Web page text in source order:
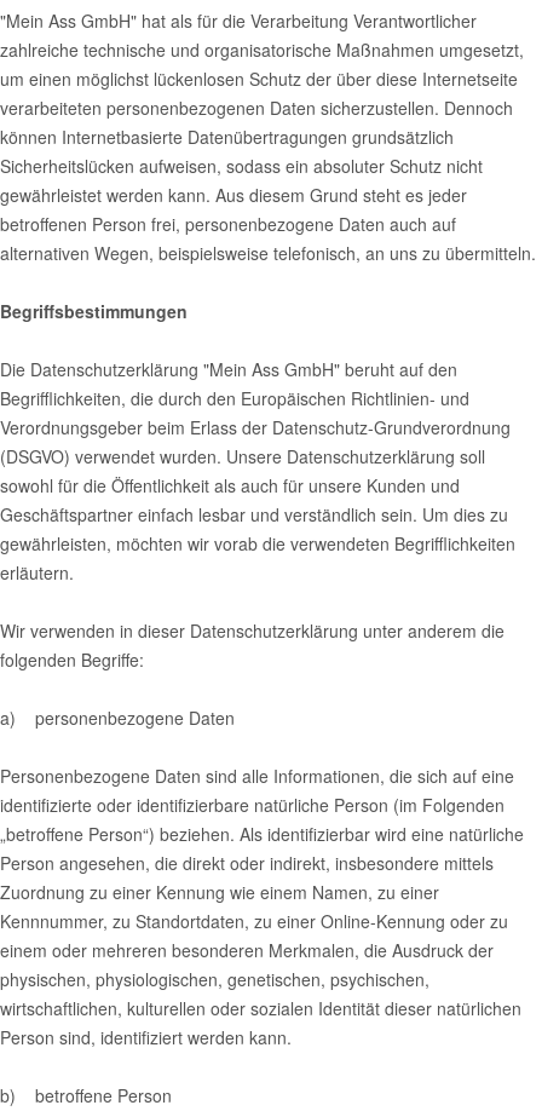
"Mein Ass GmbH" hat als für die Verarbeitung Verantwortlicher
zahlreiche technische und organisatorische Maßnahmen umgesetzt,
um einen möglichst lückenlosen Schutz der über diese Internetseite
verarbeiteten personenbezogenen Daten sicherzustellen. Dennoch
können Internetbasierte Datenübertragungen grundsätzlich
Sicherheitslücken aufweisen, sodass ein absoluter Schutz nicht
gewährleistet werden kann. Aus diesem Grund steht es jeder
betroffenen Person frei, personenbezogene Daten auch auf
alternativen Wegen, beispielsweise telefonisch, an uns zu übermitteln.
Begriffsbestimmungen
Die Datenschutzerklärung "Mein Ass GmbH" beruht auf den
Begrifflichkeiten, die durch den Europäischen Richtlinien- und
Verordnungsgeber beim Erlass der Datenschutz-Grundverordnung
(DSGVO) verwendet wurden. Unsere Datenschutzerklärung soll
sowohl für die Öffentlichkeit als auch für unsere Kunden und
Geschäftspartner einfach lesbar und verständlich sein. Um dies zu
gewährleisten, möchten wir vorab die verwendeten Begrifflichkeiten
erläutern.
Wir verwenden in dieser Datenschutzerklärung unter anderem die
folgenden Begriffe:
a) personenbezogene Daten
Personenbezogene Daten sind alle Informationen, die sich auf eine
identifizierte oder identifizierbare natürliche Person (im Folgenden
„betroffene Person“) beziehen. Als identifizierbar wird eine natürliche
Person angesehen, die direkt oder indirekt, insbesondere mittels
Zuordnung zu einer Kennung wie einem Namen, zu einer
Kennnummer, zu Standortdaten, zu einer Online-Kennung oder zu
einem oder mehreren besonderen Merkmalen, die Ausdruck der
physischen, physiologischen, genetischen, psychischen,
wirtschaftlichen, kulturellen oder sozialen Identität dieser natürlichen
Person sind, identifiziert werden kann.
b) betroffene Person